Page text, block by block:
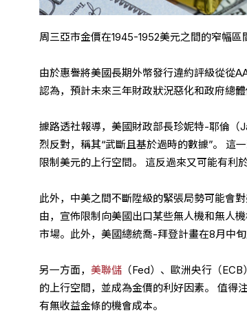
周三亞市金價在1945-1952美元之間的窄幅區
由於惠譽將美國長期外幣發行違約評級從從
認為，預計未來三年財政狀況惡化和政府總
據路透社報導，美國財政部長珍妮特-耶倫（
烈反對，稱其“武斷且基於過時的數據”。 這
限制美元的上行空間。 這反過來又可能有利
此外，中美之間不斷陞級的緊張局勢可能會
由，宣佈限制向美國出口某些無人機和無人
市場。此外，美國總統喬-拜登計畫在8月中
另一方面，美聯儲 （Fed）、歐洲央行（
的上行空間，並成為金價的利好因素。 值得
有無收益金條的機會成本。